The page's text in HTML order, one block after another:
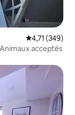
Évaluation
4,71 (349)
acceptés